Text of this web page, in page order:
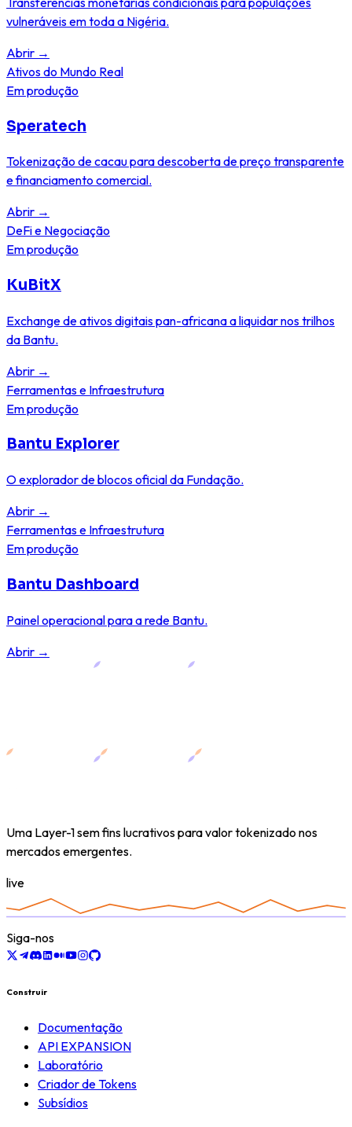
vulneráveis em toda a Nigéria.
Abrir →
Ativos do Mundo Real
Em produção
Speratech
Tokenização de cacau para descoberta de preço transparente
e financiamento comercial.
Abrir →
DeFi e Negociação
Em produção
KuBitX
Exchange de ativos digitais pan-africana a liquidar nos trilhos
da Bantu.
Abrir →
Ferramentas e Infraestrutura
Em produção
Bantu Explorer
O explorador de blocos oficial da Fundação.
Abrir →
Ferramentas e Infraestrutura
Em produção
Bantu Dashboard
Painel operacional para a rede Bantu.
Abrir →
Uma Layer-1 sem fins lucrativos para valor tokenizado nos
mercados emergentes.
live
Siga-nos
Construir
Documentação
API EXPANSION
Laboratório
Criador de Tokens
Subsídios